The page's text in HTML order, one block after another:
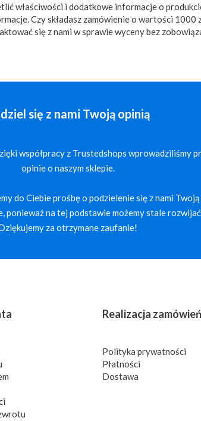
właściwości i dodatkowe informacje o
Czy składasz zamówienie o wartości 1000
się z nami w sprawie wyceny bez
się z nami Twoją opinią
współpracy z Trustedshops wprowadziliśmy
opinie o naszym sklepie.
do Ciebie prośbę o podzielenie się z nami
ponieważ na tej podstawie możemy stale
za otrzymane zaufanie!
Realizacja
Polityka prywatności
Płatności
Dostawa